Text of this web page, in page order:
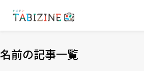
名前の記事一覧